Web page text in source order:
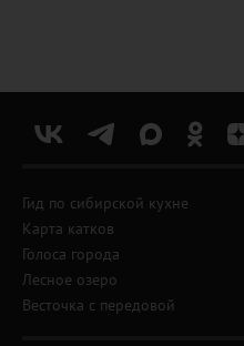
Гид по сибирской кухне
Карта катков
Голоса города
Лесное озеро
Весточка с передовой